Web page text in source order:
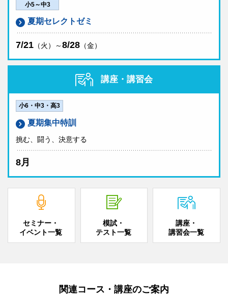
小5～中3
夏期セレクトゼミ
7/21 （火）～8/28 （金）
講座・講習会
小6・中3・高3
夏期集中特訓
挑む、闘う、決意する
8月
セミナー・
イベント一覧
模試・
テスト一覧
講座・
講習会一覧
関連コース・講座のご案内